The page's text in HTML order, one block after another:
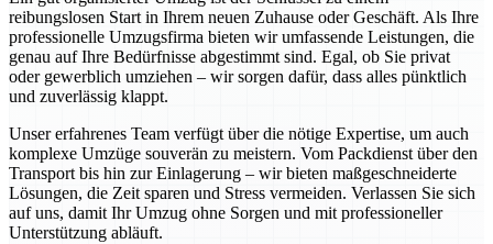
reibungslosen Start in Ihrem neuen Zuhause oder Geschäft. Als Ihre
professionelle Umzugsfirma bieten wir umfassende Leistungen, die
genau auf Ihre Bedürfnisse abgestimmt sind. Egal, ob Sie privat
oder gewerblich umziehen – wir sorgen dafür, dass alles pünktlich
und zuverlässig klappt.
Unser erfahrenes Team verfügt über die nötige Expertise, um auch
komplexe Umzüge souverän zu meistern. Vom Packdienst über den
Transport bis hin zur Einlagerung – wir bieten maßgeschneiderte
Lösungen, die Zeit sparen und Stress vermeiden. Verlassen Sie sich
auf uns, damit Ihr Umzug ohne Sorgen und mit professioneller
Unterstützung abläuft.